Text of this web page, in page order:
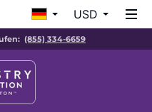
USD
(855) 334-6659